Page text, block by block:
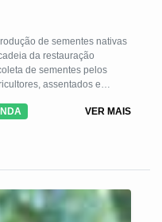
de sementes nativas
da restauração
assentados e
para a coleta de
hídricos e bem-estar.
VER MAIS